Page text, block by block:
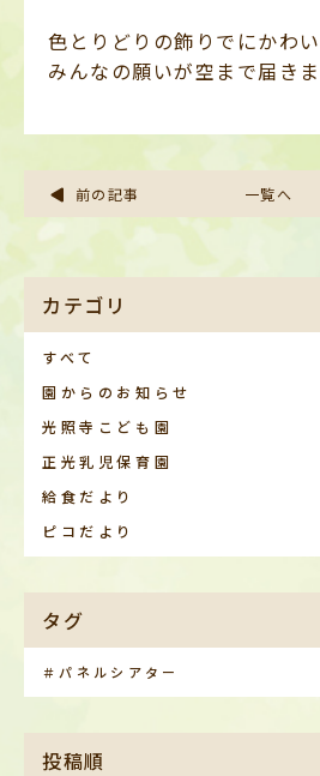
色とりどりの飾りでにかわ
みんなの願いが空まで届き
前の記事 一覧へ
カテゴリ
すべて
園からのお知らせ
光照寺こども園
正光乳児保育園
給食だより
ピコだより
タグ
＃パネルシアター
投稿順